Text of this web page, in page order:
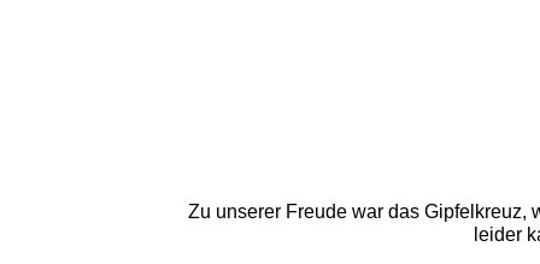
Zu unserer Freude war das Gipfelkreuz,
leider